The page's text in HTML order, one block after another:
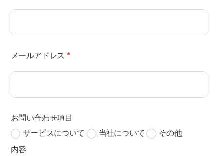
メールアドレス *
お問い合わせ項目
サービスについて
当社について
その他
内容